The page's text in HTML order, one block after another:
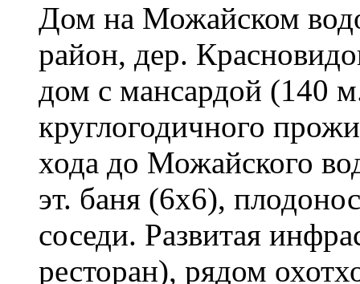
Дом на Можайском
район, дер.
дом с мансардой (140
круглогодичного
хода до Можайского
эт. баня (6х6),
соседи. Развитая
ресторан), рядом